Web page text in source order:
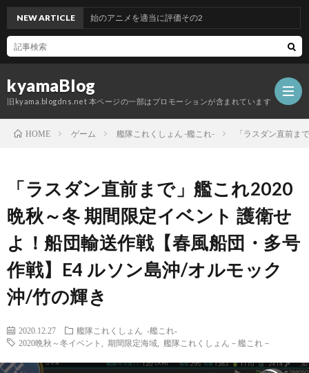
kyamaBlog
旧kyama.blogdns.net 本ページの一部はプロモーションが含まれています
NEW ARTICLE
年Q3開始のアニメを適当に評価その2
HOME ゲーム 艦隊これくしょん -艦これ- 「ラスダン直前ま
「ラスダン直前まで」艦これ2020
晩秋～冬 期間限定イベント 護衛せ
よ！船団輸送作戦【春風船団・多号
作戦】E4 ルソン島沖/オルモック
沖/竹の輝き
2020.12.27
艦隊これくしょん -艦これ-
2020晩秋～冬イベント
期間限定海域 艦隊これくしょん－艦これ－